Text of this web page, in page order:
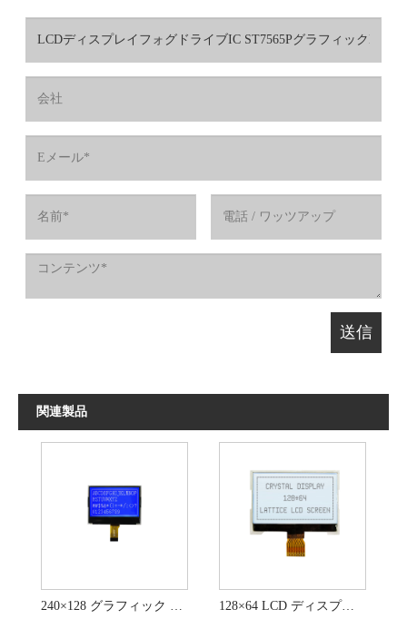
関連製品
128×64 LCD ディスプレイ モジュール FSTN ポジティブ ディスプレイ モジュール